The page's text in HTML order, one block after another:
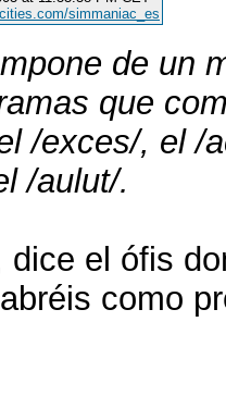
simmaniac_es
de un
que
/exces/, el /
/aulut/.
el ófis
como